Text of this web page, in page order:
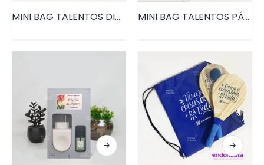
MINI BAG TALENTOS DIA DOS PAIS • PRD116 MINI BAG TALENTOS PÁSCOA • PRD116